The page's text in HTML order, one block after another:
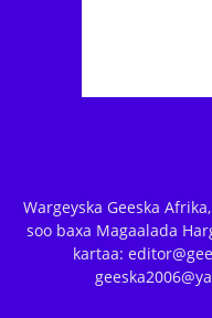
Wargeyska Geeska
soo baxa Magaalada
kartaa: